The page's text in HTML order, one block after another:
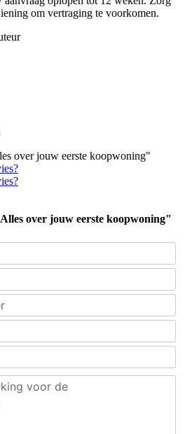
om vertraging te voorkomen.
over jouw eerste koopwoning"
over jouw eerste koopwoning"